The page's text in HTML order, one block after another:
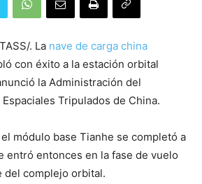
. La nave de carga china
con éxito a la estación orbital
la Administración del
Tripulados de China.
módulo base Tianhe se completó a
entró entonces en la fase de vuelo
del complejo orbital.